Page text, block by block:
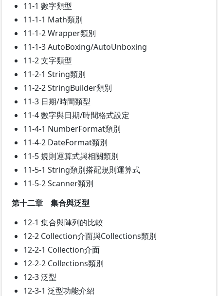
11-1 數字類型
11-1-1 Math類別
11-1-2 Wrapper類別
11-1-3 AutoBoxing/AutoUnboxing
11-2 文字類型
11-2-1 String類別
11-2-2 StringBuilder類別
11-3 日期/時間類型
11-4 數字與日期/時間格式設定
11-4-1 NumberFormat類別
11-4-2 DateFormat類別
11-5 規則運算式與相關類別
11-5-1 String類別搭配規則運算式
11-5-2 Scanner類別
第十二章 集合與泛型
12-1 集合與陣列的比較
12-2 Collection介面與Collections類別
12-2-1 Collection介面
12-2-2 Collections類別
12-3 泛型
12-3-1 泛型功能介紹